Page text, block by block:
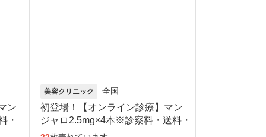
ン
・
美容クリニック 全国
初登場！【オンライン診療】マン
ジャロ2.5mg×4本※診察料・送料・
アルコール綿込／リピート可